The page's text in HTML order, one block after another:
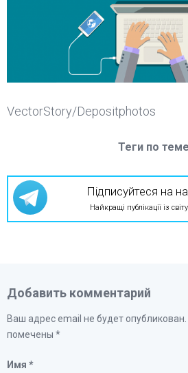
VectorStory/Depositphotos
Теги по теме
Підписуйтеся на
Найкращі публікації із
Добавить комментарий
Ваш адрес email не будет опубликован.
помечены *
Имя *